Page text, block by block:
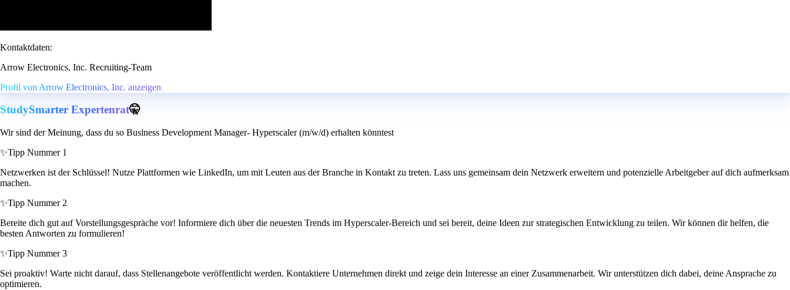
Kontaktdaten:
Arrow Electronics, Inc. Recruiting-Team
Profil von Arrow Electronics, Inc. anzeigen
StudySmarter Expertenrat🤫
Wir sind der Meinung, dass du so Business Development Manager- Hyperscaler (m/w/d) erhalten könntest
✨Tipp Nummer 1
Netzwerken ist der Schlüssel! Nutze Plattformen wie LinkedIn, um mit Leuten aus der Branche in Kontakt zu treten. Lass uns gemeinsam dein Netzwerk erweitern und potenzielle Arbeitgeber auf dich aufmerksam
machen.
✨Tipp Nummer 2
Bereite dich gut auf Vorstellungsgespräche vor! Informiere dich über die neuesten Trends im Hyperscaler-Bereich und sei bereit, deine Ideen zur strategischen Entwicklung zu teilen. Wir können dir helfen, die
besten Antworten zu formulieren!
✨Tipp Nummer 3
Sei proaktiv! Warte nicht darauf, dass Stellenangebote veröffentlicht werden. Kontaktiere Unternehmen direkt und zeige dein Interesse an einer Zusammenarbeit. Wir unterstützen dich dabei, deine Ansprache zu
optimieren.